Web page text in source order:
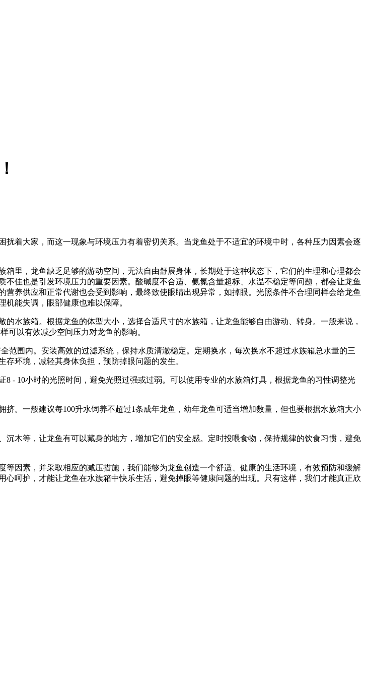
着大家，而这一现象与环境压力有着密切关系。当龙鱼处于不适宜的环境中时，各种压力因素会逐
里，龙鱼缺乏足够的游动空间，无法自由舒展身体，长期处于这种状态下，它们的生理和心理都会
佳也是引发环境压力的重要因素。酸碱度不合适、氨氮含量超标、水温不稳定等问题，都会让龙鱼
养供应和正常代谢也会受到影响，最终致使眼睛出现异常，如掉眼。光照条件不合理同样会给龙鱼
能失调，眼部健康也难以保障。
水族箱。根据龙鱼的体型大小，选择合适尺寸的水族箱，让龙鱼能够自由游动、转身。一般来说，
可以有效减少空间压力对龙鱼的影响。
范围内。安装高效的过滤系统，保持水质清澈稳定。定期换水，每次换水不超过水族箱总水量的三
环境，减轻其身体负担，预防掉眼问题的发生。
- 10小时的光照时间，避免光照过强或过弱。可以使用专业的水族箱灯具，根据龙鱼的习性调整光
。一般建议每100升水饲养不超过1条成年龙鱼，幼年龙鱼可适当增加数量，但也要根据水族箱大小
木等，让龙鱼有可以藏身的地方，增加它们的安全感。定时投喂食物，保持规律的饮食习惯，避免
因素，并采取相应的减压措施，我们能够为龙鱼创造一个舒适、健康的生活环境，有效预防和缓解
呵护，才能让龙鱼在水族箱中快乐生活，避免掉眼等健康问题的出现。只有这样，我们才能真正欣